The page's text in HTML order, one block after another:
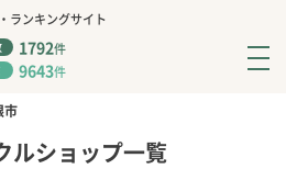
ランキングサイト
1792件
9643件
市
ルショップ一覧